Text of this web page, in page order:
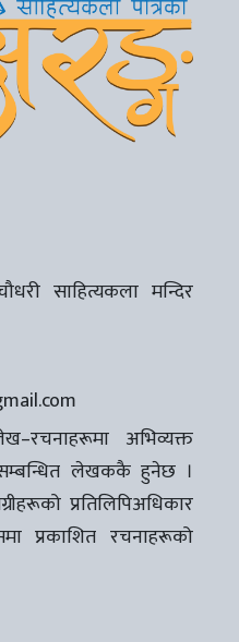
साहित्यकला मन्दिर
अभिव्यक्त
सम्बन्धित लेखककै हुनेछ ।
प्रतिलिपिअधिकार
प्रकाशित रचनाहरूको